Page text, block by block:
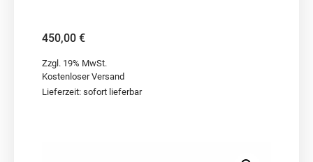
450,00 €
Zzgl. 19% MwSt.
Kostenloser Versand
Lieferzeit: sofort lieferbar